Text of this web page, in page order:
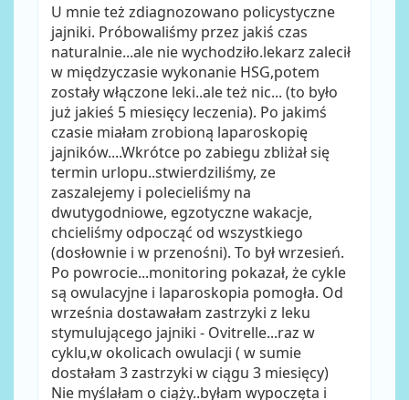
U mnie też zdiagnozowano policystyczne
jajniki. Próbowaliśmy przez jakiś czas
naturalnie...ale nie wychodziło.lekarz zalecił
w międzyczasie wykonanie HSG,potem
zostały włączone leki..ale też nic... (to było
już jakieś 5 miesięcy leczenia). Po jakimś
czasie miałam zrobioną laparoskopię
jajników....Wkrótce po zabiegu zbliżał się
termin urlopu..stwierdziliśmy, ze
zaszalejemy i polecieliśmy na
dwutygodniowe, egzotyczne wakacje,
chcieliśmy odpocząć od wszystkiego
(dosłownie i w przenośni). To był wrzesień.
Po powrocie...monitoring pokazał, że cykle
są owulacyjne i laparoskopia pomogła. Od
września dostawałam zastrzyki z leku
stymulującego jajniki - Ovitrelle...raz w
cyklu,w okolicach owulacji ( w sumie
dostałam 3 zastrzyki w ciągu 3 miesięcy)
Nie myślałam o ciąży..byłam wypoczęta i